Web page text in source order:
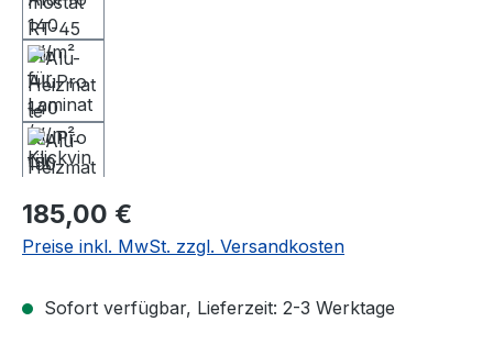
Regulärer Preis:
185,00 €
Preise inkl. MwSt. zzgl. Versandkosten
Sofort verfügbar, Lieferzeit: 2-3 Werktage